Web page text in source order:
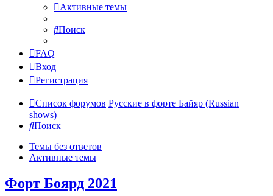
Активные темы
Поиск
FAQ
Вход
Регистрация
Список форумов Русские в форте Байяр (Russian
shows)
Поиск
Темы без ответов
Активные темы
Форт Боярд 2021